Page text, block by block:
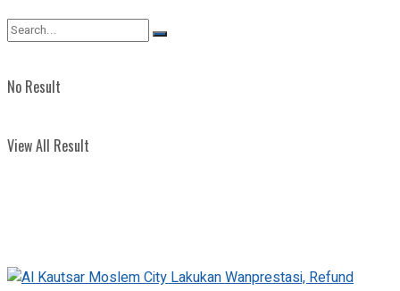
View All Result
No Result
View All Result